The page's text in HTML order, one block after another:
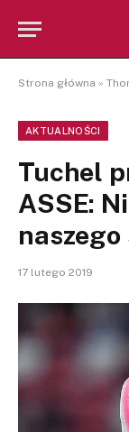
Strona główna »
AKTUALNOŚCI
Tuchel
ASSE:
17 lutego 2019